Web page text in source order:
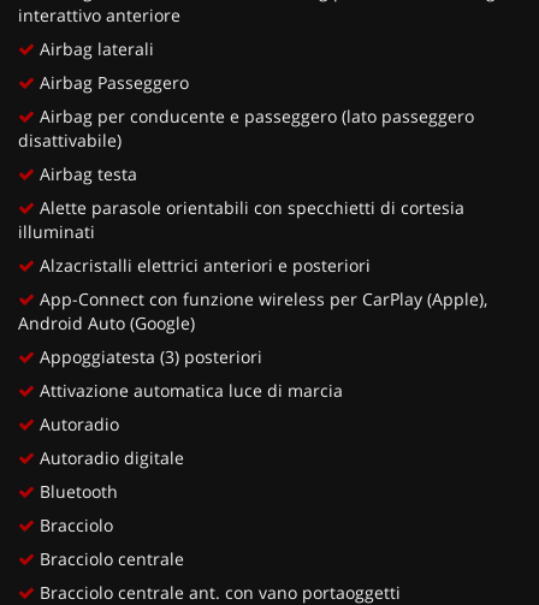
interattivo anteriore
Airbag laterali
Airbag Passeggero
Airbag per conducente e passeggero (lato passeggero
disattivabile)
Airbag testa
Alette parasole orientabili con specchietti di cortesia
illuminati
Alzacristalli elettrici anteriori e posteriori
App-Connect con funzione wireless per CarPlay (Apple),
Android Auto (Google)
Appoggiatesta (3) posteriori
Attivazione automatica luce di marcia
Autoradio
Autoradio digitale
Bluetooth
Bracciolo
Bracciolo centrale
Bracciolo centrale ant. con vano portaoggetti